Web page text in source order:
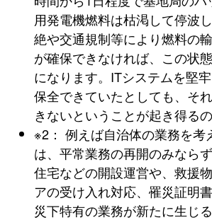
用発電機燃料は枯渇して停波
絶や交通規制等により燃料の
が確保できなければ、この状
になります。ITシステムを堅
保全できていたとしても、そ
きないということが起き得る
※2： 例えば自治体の業務を考
は、平常業務の再開のみなら
住宅などの開設運営や、救援
アの受け入れ対応、罹災証明
災下特有の業務が新たに生じ